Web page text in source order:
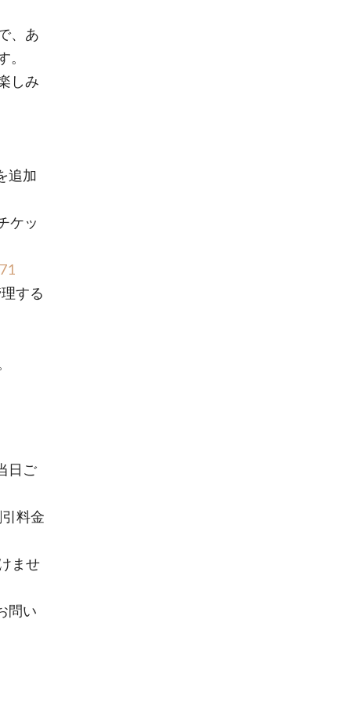
、あ
しみ
追加
ケッ
する
日ご
料金
ませ
問い